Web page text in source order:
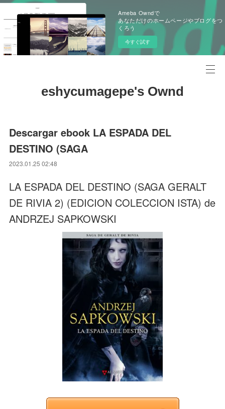
Ameba Owndで
あなただけのホームページやブログをつ
くろう
今すぐ試す
eshycumagepe's Ownd
Descargar ebook LA ESPADA DEL
DESTINO (SAGA
2023.01.25 02:48
LA ESPADA DEL DESTINO (SAGA GERALT
DE RIVIA 2) (EDICION COLECCION ISTA) de
ANDRZEJ SAPKOWSKI